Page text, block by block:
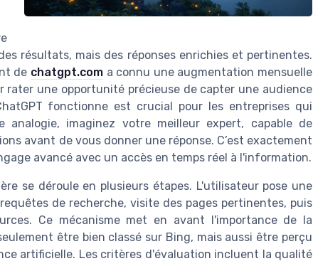
résultats, mais des réponses enrichies et pertinentes.
de chatgpt.com a connu une augmentation mensuelle
une opportunité précieuse de capter une audience
fonctionne est crucial pour les entreprises qui
imaginez votre meilleur expert, capable de
avant de vous donner une réponse. C’est exactement
avancé avec un accès en temps réel à l'information.
se déroule en plusieurs étapes. L'utilisateur pose une
de recherche, visite des pages pertinentes, puis
Ce mécanisme met en avant l'importance de la
être bien classé sur Bing, mais aussi être perçu
artificielle. Les critères d'évaluation incluent la qualité